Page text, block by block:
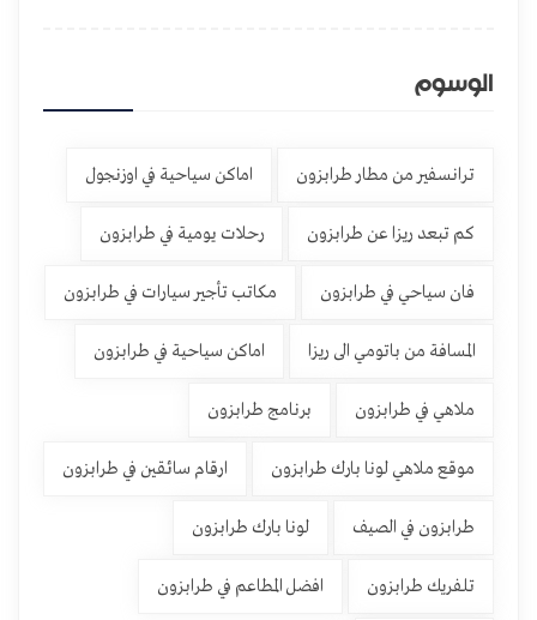
الوسوم
ترانسفير من مطار طرابزون اماكن سياحية في اوزنجول
كم تبعد ريزا عن طرابزون رحلات يومية في طرابزون
فان سياحي في طرابزون مكاتب تأجير سيارات في طرابزون
المسافة من باتومي الى ريزا اماكن سياحية في طرابزون
ملاهي في طرابزون برنامج طرابزون
موقع ملاهي لونا بارك طرابزون ارقام سائقين في طرابزون
طرابزون في الصيف لونا بارك طرابزون
تلفريك طرابزون افضل المطاعم في طرابزون